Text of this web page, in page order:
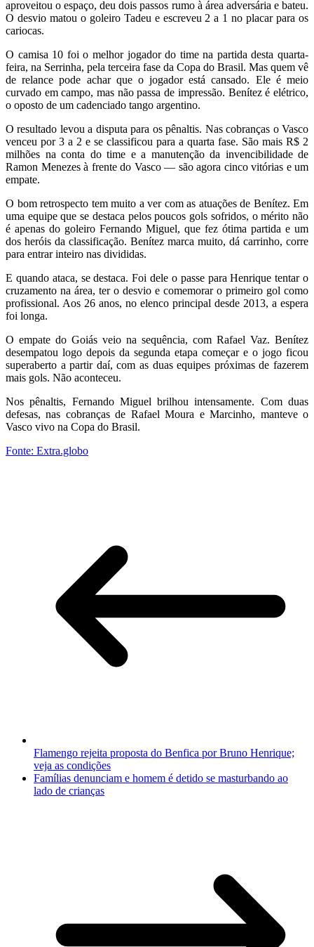
aproveitou o espaço, deu dois passos rumo à área adversária e bateu.
O desvio matou o goleiro Tadeu e escreveu 2 a 1 no placar para os
cariocas.
O camisa 10 foi o melhor jogador do time na partida desta quarta-
feira, na Serrinha, pela terceira fase da Copa do Brasil. Mas quem vê
de relance pode achar que o jogador está cansado. Ele é meio
curvado em campo, mas não passa de impressão. Benítez é elétrico,
o oposto de um cadenciado tango argentino.
O resultado levou a disputa para os pênaltis. Nas cobranças o Vasco
venceu por 3 a 2 e se classificou para a quarta fase. São mais R$ 2
milhões na conta do time e a manutenção da invencibilidade de
Ramon Menezes à frente do Vasco — são agora cinco vitórias e um
empate.
O bom retrospecto tem muito a ver com as atuações de Benítez. Em
uma equipe que se destaca pelos poucos gols sofridos, o mérito não
é apenas do goleiro Fernando Miguel, que fez ótima partida e um
dos heróis da classificação. Benítez marca muito, dá carrinho, corre
para entrar inteiro nas divididas.
E quando ataca, se destaca. Foi dele o passe para Henrique tentar o
cruzamento na área, ter o desvio e comemorar o primeiro gol como
profissional. Aos 26 anos, no elenco principal desde 2013, a espera
foi longa.
O empate do Goiás veio na sequência, com Rafael Vaz. Benítez
desempatou logo depois da segunda etapa começar e o jogo ficou
superaberto a partir daí, com as duas equipes próximas de fazerem
mais gols. Não aconteceu.
Nos pênaltis, Fernando Miguel brilhou intensamente. Com duas
defesas, nas cobranças de Rafael Moura e Marcinho, manteve o
Vasco vivo na Copa do Brasil.
Fonte: Extra.globo
Flamengo rejeita proposta do Benfica por Bruno Henrique;
veja as condições
Famílias denunciam e homem é detido se masturbando ao
lado de crianças